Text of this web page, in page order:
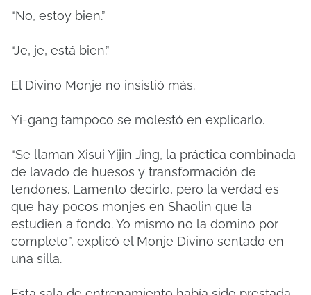
“No, estoy bien.”
“Je, je, está bien.”
El Divino Monje no insistió más.
Yi-gang tampoco se molestó en explicarlo.
“Se llaman Xisui Yijin Jing, la práctica combinada
de lavado de huesos y transformación de
tendones. Lamento decirlo, pero la verdad es
que hay pocos monjes en Shaolin que la
estudien a fondo. Yo mismo no la domino por
completo”, explicó el Monje Divino sentado en
una silla.